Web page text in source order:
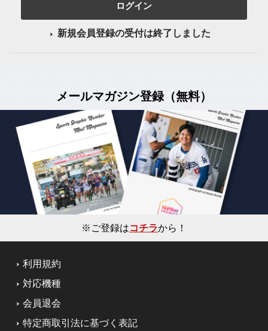
ログイン
新規会員登録の受付は終了しました
メールマガジン登録（無料）
※ご登録はコチラから！
利用規約
対応機種
会員退会
特定商取引法に基づく表記